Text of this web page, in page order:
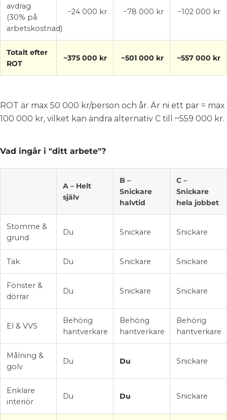
avdrag
(30% på
arbetskostnad)
−24 000 kr −78 000 kr −102 000 kr
Totalt efter
ROT
~375 000 kr ~501 000 kr ~557 000 kr
ROT är max 50 000 kr/person och år. Är ni ett par = max
100 000 kr, vilket kan ändra alternativ C till ~559 000 kr.
Vad ingår i "ditt arbete"?
A – Helt
själv
B –
Snickare
halvtid
C –
Snickare
hela jobbet
Stomme &
grund
Du Snickare Snickare
Tak Du Snickare Snickare
Fönster &
dörrar
Du Snickare Snickare
El & VVS
Behörig
hantverkare
Behörig
hantverkare
Behörig
hantverkare
Målning &
golv
Du Du Snickare
Enklare
interiör
Du Du Snickare